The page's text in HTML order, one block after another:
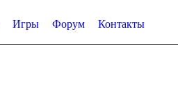
Игры Форум Контакты